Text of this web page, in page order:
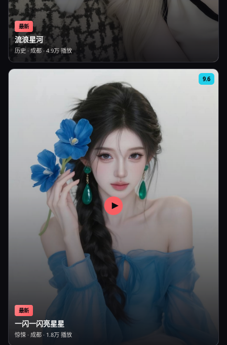
最新
流浪星河
历史 · 成都 · 4.9万 播放
9.6
最新
一闪一闪亮星星
惊悚 · 成都 · 1.8万 播放